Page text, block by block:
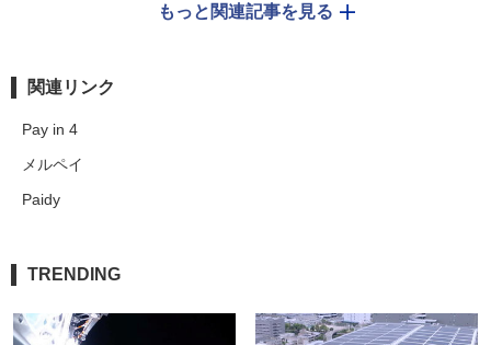
もっと関連記事を見る
関連リンク
Pay in 4
メルペイ
Paidy
TRENDING